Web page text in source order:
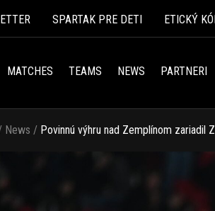
SPARTAK PRE DETI ETICKÝ
MATCHES TEAMS NEWS PARTNERI
News / Povinnú výhru nad Zemplínom zariadil